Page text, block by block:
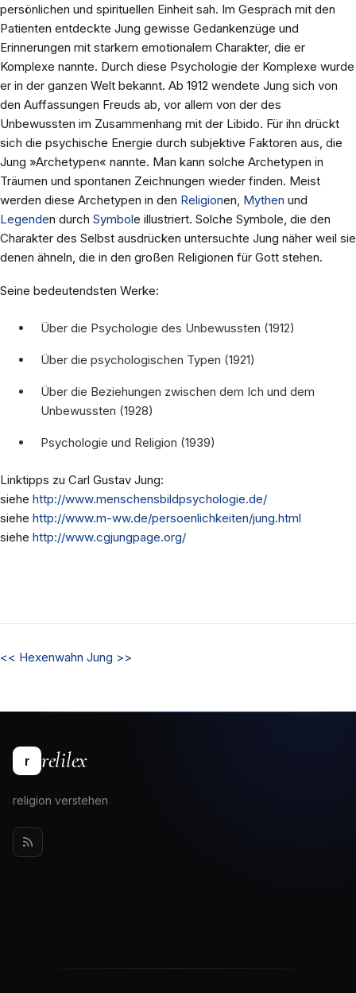
persönlichen und spirituellen Einheit sah. Im Gespräch mit den
Patienten entdeckte Jung gewisse Gedankenzüge und
Erinnerungen mit starkem emotionalem Charakter, die er
Komplexe nannte. Durch diese Psychologie der Komplexe wurde
er in der ganzen Welt bekannt. Ab 1912 wendete Jung sich von
den Auffassungen Freuds ab, vor allem von der des
Unbewussten im Zusammenhang mit der Libido. Für ihn drückt
sich die psychische Energie durch subjektive Faktoren aus, die
Jung »Archetypen« nannte. Man kann solche Archetypen in
Träumen und spontanen Zeichnungen wieder finden. Meist
werden diese Archetypen in den Religionen, Mythen und
Legenden durch Symbole illustriert. Solche Symbole, die den
Charakter des Selbst ausdrücken untersuchte Jung näher weil sie
denen ähneln, die in den großen Religionen für Gott stehen.
Seine bedeutendsten Werke:
Über die Psychologie des Unbewussten (1912)
Über die psychologischen Typen (1921)
Über die Beziehungen zwischen dem Ich und dem
Unbewussten (1928)
Psychologie und Religion (1939)
Linktipps zu Carl Gustav Jung:
siehe http://www.menschensbildpsychologie.de/
siehe http://www.m-ww.de/persoenlichkeiten/jung.html
siehe http://www.cgjungpage.org/
<< Hexenwahn Jung >>
r relilex
religion verstehen